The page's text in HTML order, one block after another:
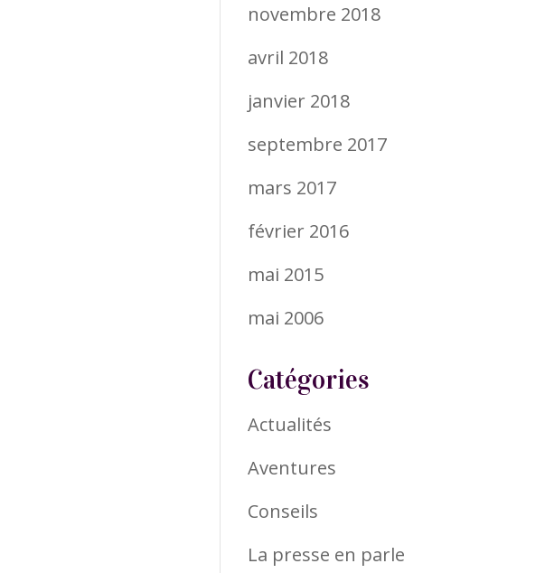
novembre 2018
avril 2018
janvier 2018
septembre 2017
mars 2017
février 2016
mai 2015
mai 2006
Catégories
Actualités
Aventures
Conseils
La presse en parle